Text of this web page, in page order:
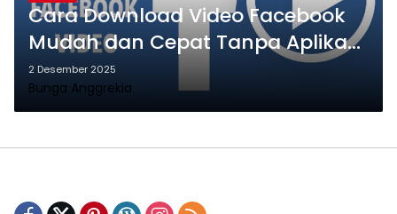
Cara Download Video Facebook
Mudah dan Cepat Tanpa Aplikasi
Tambahan
2 Desember 2025
Bunga Anggrekia